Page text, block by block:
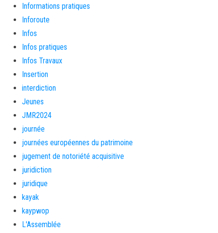
Informations pratiques
Inforoute
Infos
Infos pratiques
Infos Travaux
Insertion
interdiction
Jeunes
JMR2024
journée
journées européennes du patrimoine
jugement de notoriété acquisitive
juridiction
juridique
kayak
kaypwop
L'Assemblée